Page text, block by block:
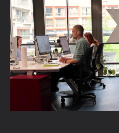
De la première
Bureau Kroner fait
En savoir plus →
Voir tous